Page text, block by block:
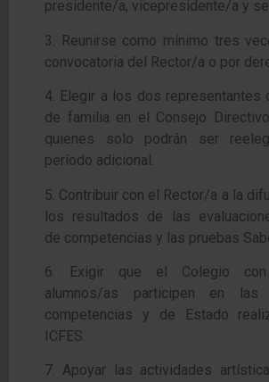
presidente/a, vicepresidente/a y
3. Reunirse como mínimo tres
convocatoria del Rector/a o por
4. Elegir a los dos representantes
de familia en el Consejo
quienes
solo podrán ser
período adicional.
5. Contribuir con el Rector/a a la
los resultados de las
de competencias y las pruebas
6. Exigir que el Colegio
alumnos/as participen en las
competencias y de
Estado
ICFES.
7. Apoyar las actividades